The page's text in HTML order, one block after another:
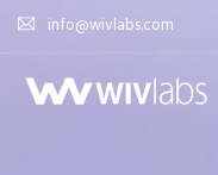
info@wivlabs.com